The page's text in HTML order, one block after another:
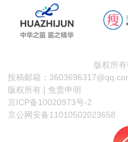
版权所
投稿邮箱：
版权所有 | 免责申明
京ICP备10020973号-2
京公网安备11010502023658